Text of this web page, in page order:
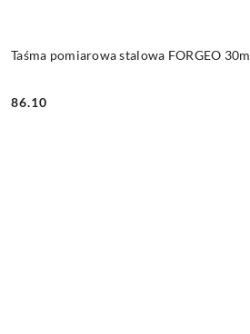
Taśma pomiarowa stalowa FORGEO 30m
Cena:
86.10